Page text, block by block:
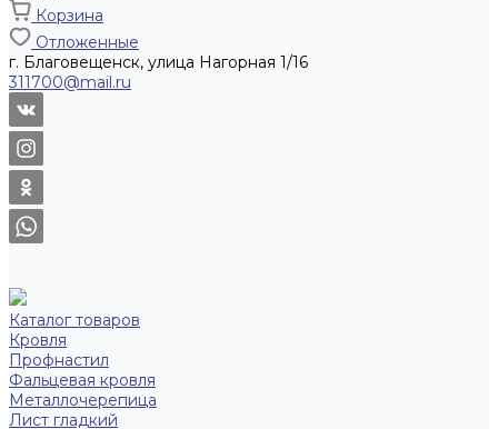
Корзина
Отложенные
г. Благовещенск, улица Нагорная 1/16
311700@mail.ru
Каталог товаров
Кровля
Профнастил
Фальцевая кровля
Металлочерепица
Лист гладкий